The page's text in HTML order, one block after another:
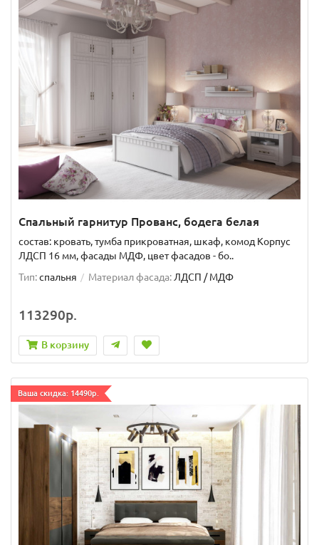
Спальный гарнитур Прованс, бодега белая
состав: кровать, тумба прикроватная, шкаф, комод Корпус
ЛДСП 16 мм, фасады МДФ, цвет фасадов - бо..
Тип:спальня Материал фасада: ЛДСП / МДФ
113290р.
В корзину
Ваша скидка: 14490р.